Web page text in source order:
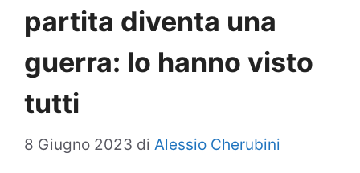
partita diventa una
guerra: lo hanno visto
tutti
8 Giugno 2023 di Alessio Cherubini